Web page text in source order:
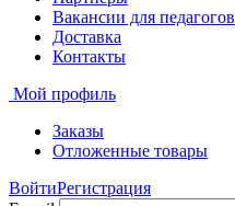
Вакансии для педагогов
Доставка
Контакты
Мой профиль
Заказы
Отложенные товары
ВойтиРегистрация